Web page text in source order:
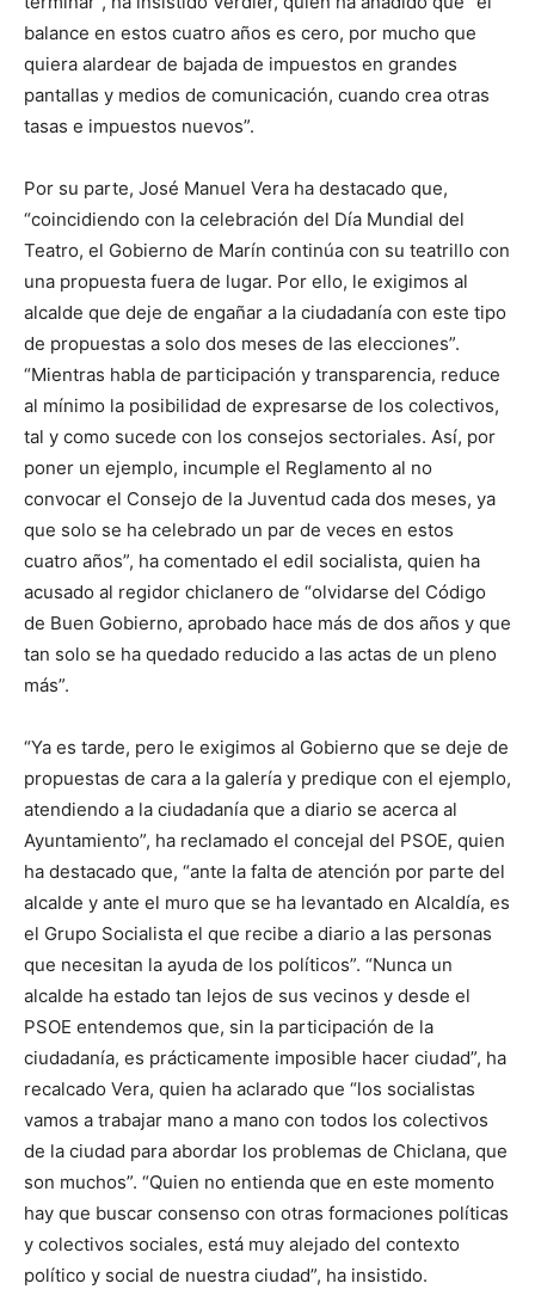
balance en estos cuatro años es cero, por mucho que
quiera alardear de bajada de impuestos en grandes
pantallas y medios de comunicación, cuando crea otras
tasas e impuestos nuevos”.
Por su parte, José Manuel Vera ha destacado que,
“coincidiendo con la celebración del Día Mundial del
Teatro, el Gobierno de Marín continúa con su teatrillo con
una propuesta fuera de lugar. Por ello, le exigimos al
alcalde que deje de engañar a la ciudadanía con este tipo
de propuestas a solo dos meses de las elecciones”.
“Mientras habla de participación y transparencia, reduce
al mínimo la posibilidad de expresarse de los colectivos,
tal y como sucede con los consejos sectoriales. Así, por
poner un ejemplo, incumple el Reglamento al no
convocar el Consejo de la Juventud cada dos meses, ya
que solo se ha celebrado un par de veces en estos
cuatro años”, ha comentado el edil socialista, quien ha
acusado al regidor chiclanero de “olvidarse del Código
de Buen Gobierno, aprobado hace más de dos años y que
tan solo se ha quedado reducido a las actas de un pleno
más”.
“Ya es tarde, pero le exigimos al Gobierno que se deje de
propuestas de cara a la galería y predique con el ejemplo,
atendiendo a la ciudadanía que a diario se acerca al
Ayuntamiento”, ha reclamado el concejal del PSOE, quien
ha destacado que, “ante la falta de atención por parte del
alcalde y ante el muro que se ha levantado en Alcaldía, es
el Grupo Socialista el que recibe a diario a las personas
que necesitan la ayuda de los políticos”. “Nunca un
alcalde ha estado tan lejos de sus vecinos y desde el
PSOE entendemos que, sin la participación de la
ciudadanía, es prácticamente imposible hacer ciudad”, ha
recalcado Vera, quien ha aclarado que “los socialistas
vamos a trabajar mano a mano con todos los colectivos
de la ciudad para abordar los problemas de Chiclana, que
son muchos”. “Quien no entienda que en este momento
hay que buscar consenso con otras formaciones políticas
y colectivos sociales, está muy alejado del contexto
político y social de nuestra ciudad”, ha insistido.